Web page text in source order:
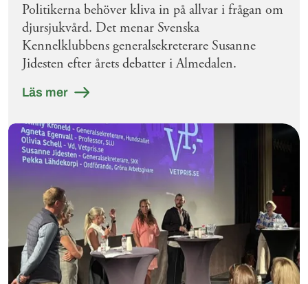
Politikerna behöver kliva in på allvar i frågan om
djursjukvård. Det menar Svenska
Kennelklubbens generalsekreterare Susanne
Jidesten efter årets debatter i Almedalen.
Läs mer